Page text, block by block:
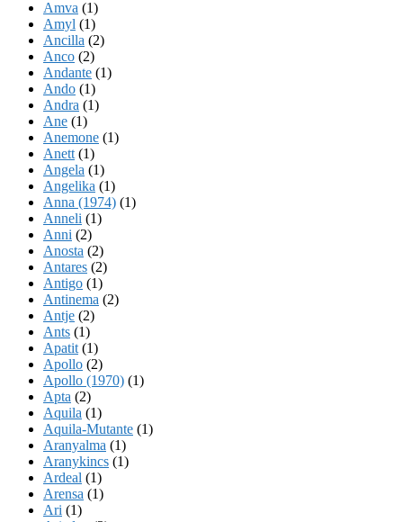
Amva (1)
Amyl (1)
Ancilla (2)
Anco (2)
Andante (1)
Ando (1)
Andra (1)
Ane (1)
Anemone (1)
Anett (1)
Angela (1)
Angelika (1)
Anna (1974) (1)
Anneli (1)
Anni (2)
Anosta (2)
Antares (2)
Antigo (1)
Antinema (2)
Antje (2)
Ants (1)
Apatit (1)
Apollo (2)
Apollo (1970) (1)
Apta (2)
Aquila (1)
Aquila-Mutante (1)
Aranyalma (1)
Aranykincs (1)
Ardeal (1)
Arensa (1)
Ari (1)